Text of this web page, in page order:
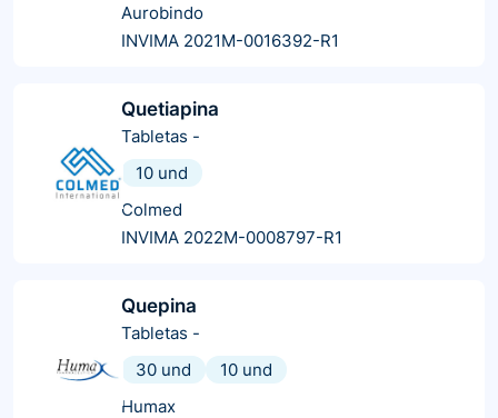
Aurobindo
INVIMA 2021M-0016392-R1
Quetiapina
Tabletas -
10 und
Colmed
INVIMA 2022M-0008797-R1
Quepina
Tabletas -
30 und
10 und
Humax